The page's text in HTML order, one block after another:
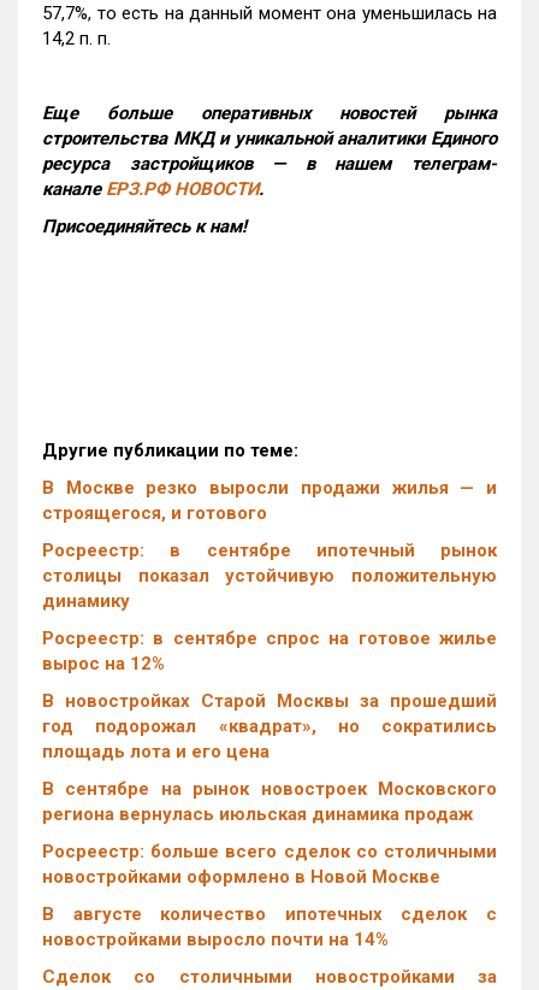
57,7%, то есть на данный момент она уменьшилась на
14,2 п. п.
Еще больше оперативных новостей рынка
строительства МКД и уникальной аналитики Единого
ресурса застройщиков — в нашем телеграм-
канале ЕРЗ.РФ НОВОСТИ.
Присоединяйтесь к нам!
Другие публикации по теме:
В Москве резко выросли продажи жилья — и
строящегося, и готового
Росреестр: в сентябре ипотечный рынок
столицы показал устойчивую положительную
динамику
Росреестр: в сентябре спрос на готовое жилье
вырос на 12%
В новостройках Старой Москвы за прошедший
год подорожал «квадрат», но сократились
площадь лота и его цена
В сентябре на рынок новостроек Московского
региона вернулась июльская динамика продаж
Росреестр: больше всего сделок со столичными
новостройками оформлено в Новой Москве
В августе количество ипотечных сделок с
новостройками выросло почти на 14%
Cделок со столичными новостройками за